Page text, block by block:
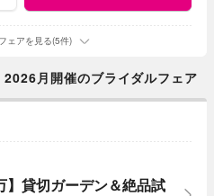
ェアを見る(5件)
月開催のブライダルフェア
】貸切ガーデン＆絶品試